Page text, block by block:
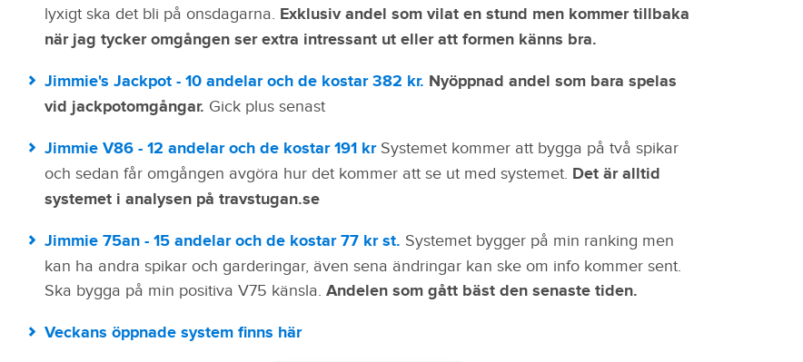
lyxigt ska det bli på onsdagarna. Exklusiv andel som vilat en stund men kommer tillbaka
när jag tycker omgången ser extra intressant ut eller att formen känns bra.
Jimmie's Jackpot - 10 andelar och de kostar 382 kr. Nyöppnad andel som bara spelas
vid jackpotomgångar. Gick plus senast
Jimmie V86 - 12 andelar och de kostar 191 kr Systemet kommer att bygga på två spikar
och sedan får omgången avgöra hur det kommer att se ut med systemet. Det är alltid
systemet i analysen på travstugan.se
Jimmie 75an - 15 andelar och de kostar 77 kr st. Systemet bygger på min ranking men
kan ha andra spikar och garderingar, även sena ändringar kan ske om info kommer sent.
Ska bygga på min positiva V75 känsla. Andelen som gått bäst den senaste tiden.
Veckans öppnade system finns här